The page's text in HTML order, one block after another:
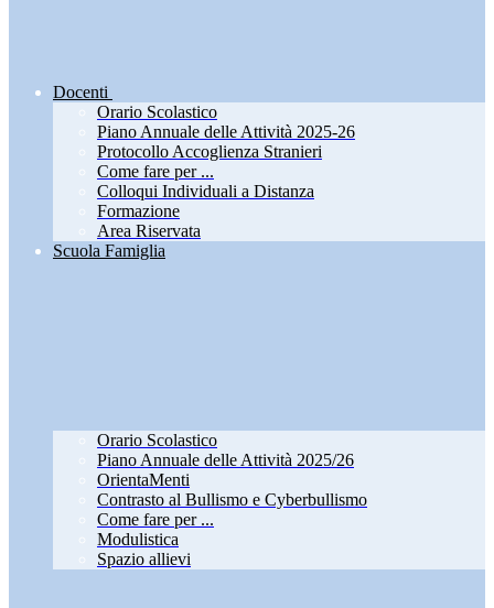
Docenti
Orario Scolastico
Piano Annuale delle Attività 2025-26
Protocollo Accoglienza Stranieri
Come fare per ...
Colloqui Individuali a Distanza
Formazione
Area Riservata
Scuola Famiglia
Orario Scolastico
Piano Annuale delle Attività 2025/26
OrientaMenti
Contrasto al Bullismo e Cyberbullismo
Come fare per ...
Modulistica
Spazio allievi